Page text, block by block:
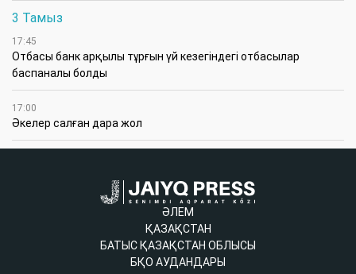
3 Тамыз
17:45
Отбасы банк арқылы тұрғын үй кезегіндегі отбасылар
баспаналы болды
17:00
Әкелер салған дара жол
ӘЛЕМ
ҚАЗАҚСТАН
БАТЫС ҚАЗАҚСТАН ОБЛЫСЫ
БҚО АУДАНДАРЫ